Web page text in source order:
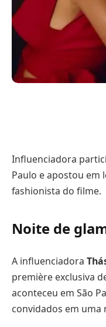
Influenciadora
Paulo e apostou em
fashionista do filme.
Noite de
A influenciadora
première exclusiva
aconteceu em São
convidados em uma